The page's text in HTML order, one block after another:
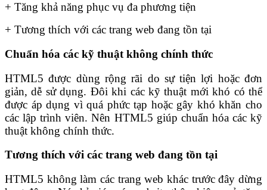
+ Tăng khả năng phục vụ đa phương tiện
+ Tương thích với các trang web đang tồn tại
Chuẩn hóa các kỹ thuật không chính thức
HTML5 được dùng rộng rãi do sự tiện lợi hoặc đơn
giản, dễ sử dụng. Đôi khi các kỹ thuật mới khó có thể
được áp dụng vì quá phức tạp hoặc gây khó khăn cho
các lập trình viên. Nên HTML5 giúp chuẩn hóa các kỹ
thuật không chính thức.
Tương thích với các trang web đang tồn tại
HTML5 không làm các trang web khác trước đây dừng